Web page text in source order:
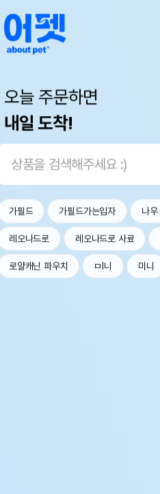
오늘 주문하면
내일 도착!
가필드 가필드가는입자 나우
레오나드로 레오나드로 사료
로얄캐닌 파우치 ㅁl니 미니